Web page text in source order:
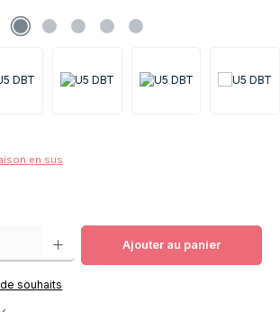
en sus
Entrez la quantité souhaitée ou utilisez les boutons
Ajouter au panier
souhaits